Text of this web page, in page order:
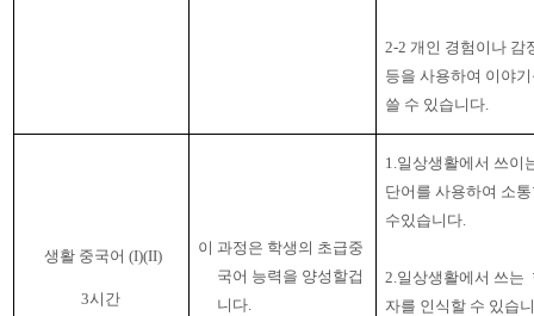
2-2 개인 경험이나 감
등을 사용하여 이야
쓸 수 있습니다.
생활 중국어 (I)(II)
3시간
이 과정은 학생의 초급중
국어 능력을 양성할겁
니다.
1. 일상생활에서 쓰이
단어를 사용하여 소
수있습니다.
2. 일상생활에서 쓰는
자를 인식할 수 있습